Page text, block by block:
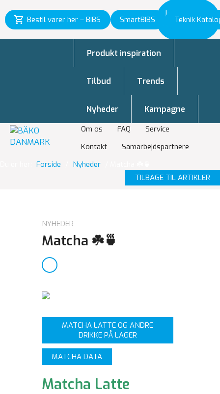
Bestil varer her – BIBS SmartBIBS Teknik
Inspiration
til vækst
Om os FAQ
Service
Kontakt
Samarbejdspartnere
Produkt inspiration
Tilbud Trends
Nyheder Kampagne
Forside Nyheder
TILBAGE TIL ARTIKLER
NYHEDER
Matcha ☘️🍵
MATCHA LATTE OG ANDRE
DRIKKE PÅ LAGER
MATCHA DATA
Matcha Latte